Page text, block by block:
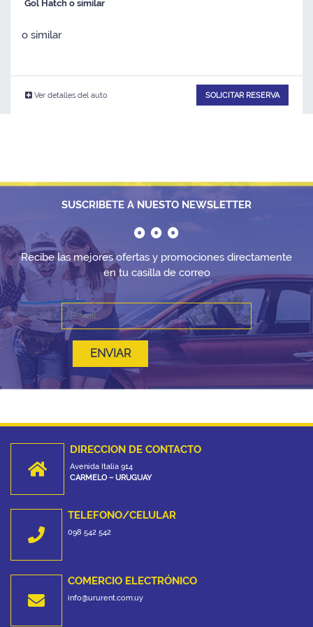
Gol Hatch o similar
o similar
Ver detalles del auto SOLICITAR RESERVA
SUSCRIBETE A NUESTO NEWSLETTER
Recibe las mejores ofertas y promociones directamente
en tu casilla de correo
ENVIAR
DIRECCION DE CONTACTO
Avenida Italia 914
CARMELO – URUGUAY
TELEFONO/CELULAR
098 542 542
COMERCIO ELECTRÓNICO
info@ururent.com.uy